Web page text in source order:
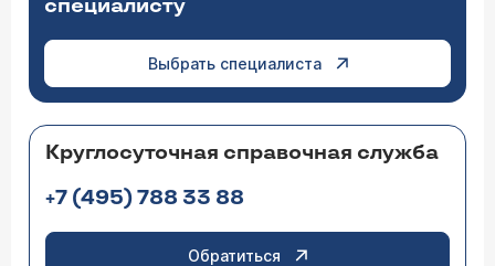
специалисту
Выбрать специалиста
Круглосуточная справочная служба
+7 (495) 788 33 88
Обратиться